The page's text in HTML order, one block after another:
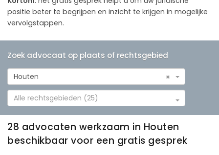
positie beter te begrijpen en inzicht te krijgen in mogelijke
vervolgstappen.
Zoek advocaat op plaats of rechtsgebied
×
Houten
Alle rechtsgebieden (25)
28 advocaten werkzaam in Houten
beschikbaar voor een gratis gesprek